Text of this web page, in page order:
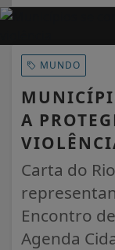
MUNDO
A
Carta do
Encontro
Agenda